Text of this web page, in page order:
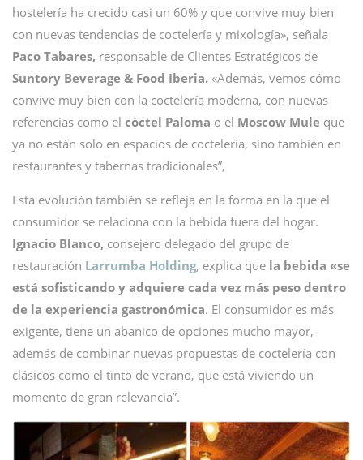
hostelería ha crecido casi un 60% y que convive muy bien
con nuevas tendencias de coctelería y mixología», señala
Paco Tabares, responsable de Clientes Estratégicos de
Suntory Beverage & Food Iberia. «Además, vemos cómo
convive muy bien con la coctelería moderna, con nuevas
referencias como el cóctel Paloma o el Moscow Mule que
ya no están solo en espacios de coctelería, sino también en
restaurantes y tabernas tradicionales”,
Esta evolución también se refleja en la forma en la que el
consumidor se relaciona con la bebida fuera del hogar.
Ignacio Blanco, consejero delegado del grupo de
restauración Larrumba Holding, explica que la bebida «se
está sofisticando y adquiere cada vez más peso dentro
de la experiencia gastronómica. El consumidor es más
exigente, tiene un abanico de opciones mucho mayor,
además de combinar nuevas propuestas de coctelería con
clásicos como el tinto de verano, que está viviendo un
momento de gran relevancia”.